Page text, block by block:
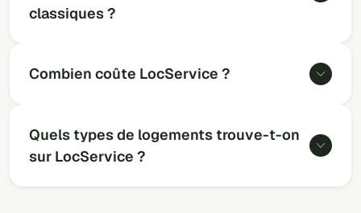
classiques ?
Combien coûte LocService ?
Quels types de logements trouve-t-on
sur LocService ?